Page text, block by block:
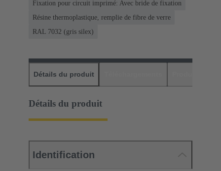
Fixation pour circuit imprimé: Avec bride de fixation
Résine thermoplastique, remplie de fibre de verre
RAL 7032 (gris silex)
Détails du produit
Détails du produit
Identification